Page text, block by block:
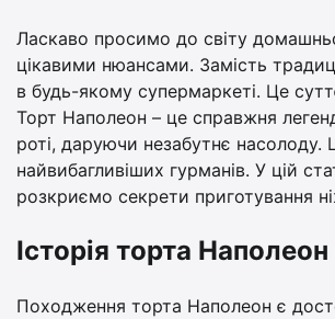
Ласкаво просимо до світу
цікавими нюансами. Замість
в будь-якому супермаркеті. Це
Торт Наполеон – це справжня
роті, даруючи незабутнє насолоду.
найвибагливіших гурманів. У цій
розкриємо секрети приготування
Історія торта Наполеон
Походження торта Наполеон є